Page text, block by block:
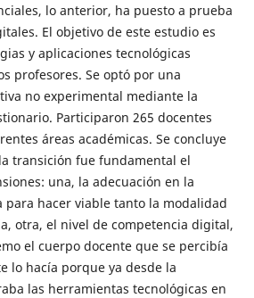
lo anterior, ha puesto a prueba
El objetivo de este estudio es
y aplicaciones tecnológicas
profesores. Se optó por una
no experimental mediante la
Participaron 265 docentes
áreas académicas. Se concluye
transición fue fundamental el
una, la adecuación en la
hacer viable tanto la modalidad
otra, el nivel de competencia digital,
el cuerpo docente que se percibía
lo hacía porque ya desde la
las herramientas tecnológicas en